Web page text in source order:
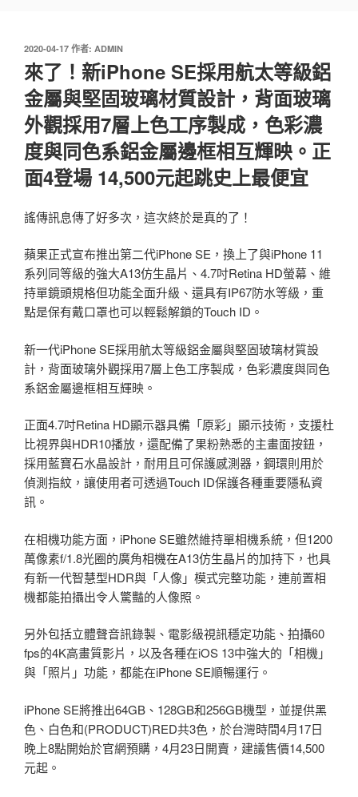
發
於
2020-04-17 作者: ADMIN
來了！新iPhone SE採用航太等級鋁
金屬與堅固玻璃材質設計，背面玻璃
外觀採用7層上色工序製成，色彩濃
度與同色系鋁金屬邊框相互輝映。正
面4登場 14,500元起跳史上最便宜
謠傳訊息傳了好多次，這次終於是真的了！
蘋果正式宣布推出第二代iPhone SE，換上了與iPhone 11
系列同等級的強大A13仿生晶片、4.7吋Retina HD螢幕、維
持單鏡頭規格但功能全面升級、還具有IP67防水等級，重
點是保有戴口罩也可以輕鬆解鎖的Touch ID。
新一代iPhone SE採用航太等級鋁金屬與堅固玻璃材質設
計，背面玻璃外觀採用7層上色工序製成，色彩濃度與同色
系鋁金屬邊框相互輝映。
正面4.7吋Retina HD顯示器具備「原彩」顯示技術，支援杜
比視界與HDR10播放，還配備了果粉熟悉的主畫面按鈕，
採用藍寶石水晶設計，耐用且可保護感測器，鋼環則用於
偵測指紋，讓使用者可透過Touch ID保護各種重要隱私資
訊。
在相機功能方面，iPhone SE雖然維持單相機系統，但1200
萬像素f/1.8光圈的廣角相機在A13仿生晶片的加持下，也具
有新一代智慧型HDR與「人像」模式完整功能，連前置相
機都能拍攝出令人驚豔的人像照。
另外包括立體聲音訊錄製、電影級視訊穩定功能、拍攝60
fps的4K高畫質影片，以及各種在iOS 13中強大的「相機」
與「照片」功能，都能在iPhone SE順暢運行。
iPhone SE將推出64GB、128GB和256GB機型，並提供黑
色、白色和(PRODUCT)RED共3色，於台灣時間4月17日
晚上8點開始於官網預購，4月23日開賣，建議售價14,500
元起。